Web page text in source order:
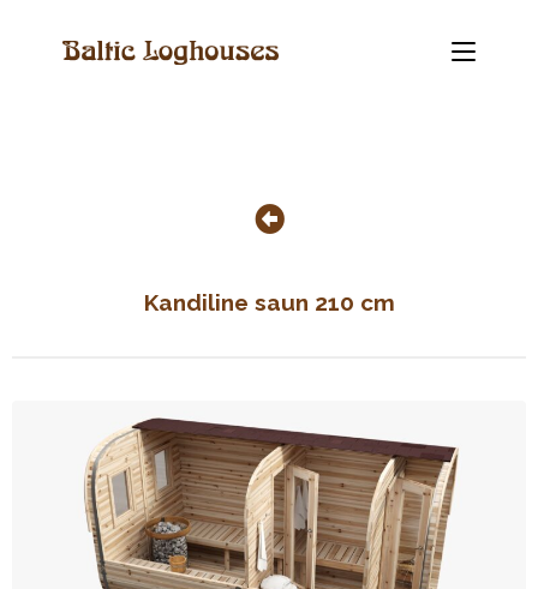
Kandiline saun 210 cm